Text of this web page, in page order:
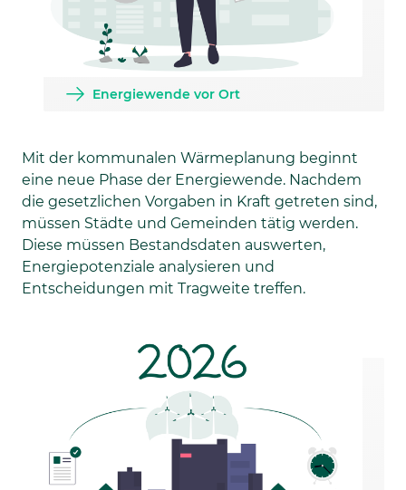
Energiewende vor Ort
Mit der kommunalen Wärmeplanung beginnt
eine neue Phase der Energiewende. Nachdem
die gesetzlichen Vorgaben in Kraft getreten sind,
müssen Städte und Gemeinden tätig werden.
Diese müssen Bestandsdaten auswerten,
Energiepotenziale analysieren und
Entscheidungen mit Tragweite treffen.